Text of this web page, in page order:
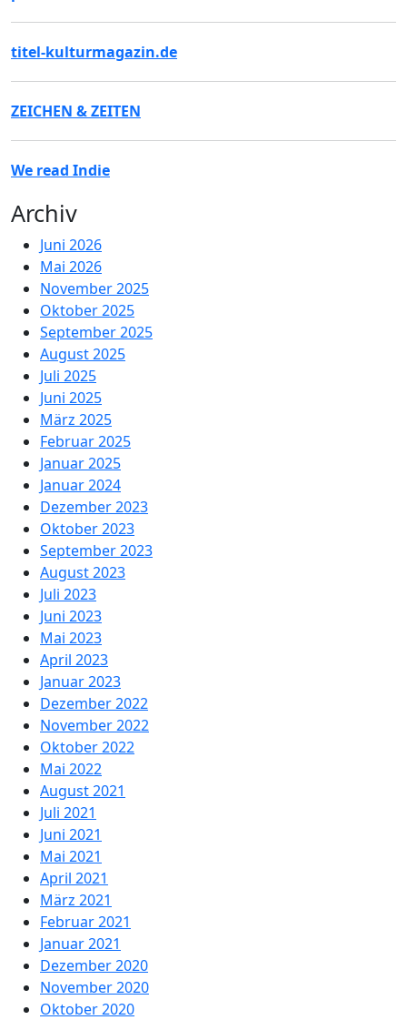
titel-kulturmagazin.de
ZEICHEN & ZEITEN
We read Indie
Archiv
Juni 2026
Mai 2026
November 2025
Oktober 2025
September 2025
August 2025
Juli 2025
Juni 2025
März 2025
Februar 2025
Januar 2025
Januar 2024
Dezember 2023
Oktober 2023
September 2023
August 2023
Juli 2023
Juni 2023
Mai 2023
April 2023
Januar 2023
Dezember 2022
November 2022
Oktober 2022
Mai 2022
August 2021
Juli 2021
Juni 2021
Mai 2021
April 2021
März 2021
Februar 2021
Januar 2021
Dezember 2020
November 2020
Oktober 2020